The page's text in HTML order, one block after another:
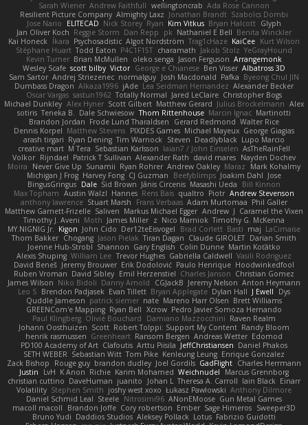
Sarah Wiener Andrew Faithfull wellingtoncrab Ada Rose Cannon
Resilient Picture Company Almighty Laxz Jonathan Brandt Szabolcs Dombi
Jose Nario
ELITECAD Nick Storey Ryan Kim Vitkus Bryan Halcott Glyph
Jan Oliver Koch Reggie Storm Dan Repp pk Nathaniel E Bell Benita Winckler
Kai Honeck Íkara Psychosadistic Algot Nordström Trag1cHaze KaiCee Kurt Wilson
Stéphane Huart Todd Eaton P4C1F15T charamath Jakob Stolz YeGrayHound
Kevin Turner Brian McMullen oleko senga Jason Ferguson Arrangemonk
Wesley Scafe scott bilby Victor George e Chianese Ben Visser Albatross 3D
Sam Sartor Andrej Striezenec normalguy Josh Macdonald Pafka Byeong Chul JIN
Dumbass Dragon Alkaza1996 jAde Lea Seidman Hernandez Alexander Becker
Oscar Vargas sastun1962 Totally Normal Jared LeClaire Christopher Bogs
Michael Dunkley Alex Hyner Scott Gilbert Matthew Gerard Julius Brockelmann Alex
sotiris Teneka B. Dale Schwiesow Thom Rittenhouse Marcin Ignac Martinotti
Brandon Jordan Frode Lund Tharaldsen Gerard Redmond Walter Rice
Dennis Korpel Matthew Stevens PIXDES Games Michael Mayeux George Giagias
arash tirgari Ryan Dening Tim Warnock Steven Deadlyblack Lupo Marcio
creative mart M Tera Sebastian Karlsson Iaian7 / John Einselen AsTheRainFell
Volkor Rijndael Patrick T Sullivan Alexander Rath david mares Nayden Dochev
Moira
Never Give Up Sunamii Ryan Rohrer Andrew Oakley Maraz
Mark Kohalmy
Michigan J Frog Harvey Fong CJ Guzman Beefyblimps Joakim Dahl Jose
BingusGringus Dale Sid Brown Jānis Circenis Masashi Ueda
Bill Kinnon
Max Topham Austin Walzl Hannes Rens Bais qualtro Piotr Andrew Stevenson
anthony lawrence Stuart Marsh Frans Verbaas Adam Murtomaa Phil Galler
Matthew Garnett-Frizelle Saliven Markus Michael Egger Andrew J Caramel the Vixen
Timothy J. Aveni Moth James Miller z Nico Marniok Timothy G. McKenna
MY.NIGNIG Jr. Kigon John Cido Der12teEisvogel Brad Corlett Basti maj LaCimaise
Thom Bakker Chogang Jason Pielak Tiran Dagan Claude GIROLET Darian Smith
Joenne Hub-Strobl Shannon Gary English Colin Dunne Martin Koťátko
Alexis Shuping William Lee Trevor Hughes Gabriella Caldwell Vasili Rodriguez
David Beneš Jeremy Brouwer Erik Dodolović Paulo Henrique Hoodwinkedfool
Ruben Vroman David Sibley Emil Herzenstiel Charles Janson Christian Gomez
James Wilson Niko Bidoli Danny Arnold CGJackB Jeremy Nelson Anton Heymann
Leo S Brendon Padjasek Evan Tillett Bryan Applegate Dylan Hall J Ewell
Dys
Quddle Jameson patrick siemer nate Mareno Harr Olsen Brett Williams
GREENCom'e Mapping Ryan Bell Xcrow Pedro Javier Somoza Hernando
Paul Klingberg Olivié Bouchard Damiano Mazzocchini Raven Realm
Johann Oosthuizen Scott Robert Tolppi: Support My Content Randy Bloom
henrik rasmussen Greenheart Ransom Bergen Andreas Wetter Edomod
PD100 Academy of Art Clafoutis Arttu Piisila JeffChristiansen Daniel Phakos
SETH WEBER Sebastian Witt Tom Pike Kenleung Leung Enrique Gonzalez
Zack Bishop
Rouge guy brandon dudley Joel Gordils GadFlight Charles Herrmann
Justin
LvH K Anon Richie Karim Mohamed Weichnudel
Marcus Grennborg
christian cuttino DaveHuman juanito Johan L Theresa A. Carroll Iain Black Einarr
Volatility Stephen Smith joshy west xoxo Łukasz Pawłowski Anthony Dilmore
Daniel Schmid Leal Steele Nitrosimi96 ANonEMoose Gun Metal Games
macoll macoll
Brandon Joffe Cory robertson Ember Sage Himeros Sweeper3D
Bruno Yudi Daddios Studios Aleksey Pollack Lotus Fabrizio Guidotti